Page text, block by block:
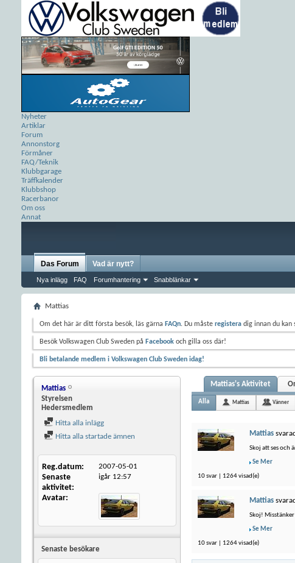
Nyheter
Artiklar
Forum
Annonstorg
Förmåner
FAQ/Teknik
Klubbgarage
Träffkalender
Klubbshop
Racerbanor
Om oss
Annat
Das Forum
Nya inlägg FAQ Forumhantering Snabblänkar
Vad är nytt?
Mattias
Om det här är ditt första besök, läs gärna FAQn. Du måste registera dig innan du kan
Besök Volkswagen Club Sweden på Facebook och gilla oss där!
Bli betalande medlem i Volkswagen Club Sweden idag!
Mattias
Styrelsen
Hedersmedlem
Hitta alla inlägg
Hitta alla startade ämnen
Reg.datum 2007-05-01
Senaste
aktivitet
igår 12:57
Avatar
Senaste besökare
Mattias's Aktivitet
Alla Mattias Vänner
Mattias
Skoj att ses och
Se Mer
10 svar | 1264 visad(e)
Mattias
Skoj!
Se Mer
10 svar | 1264 visad(e)